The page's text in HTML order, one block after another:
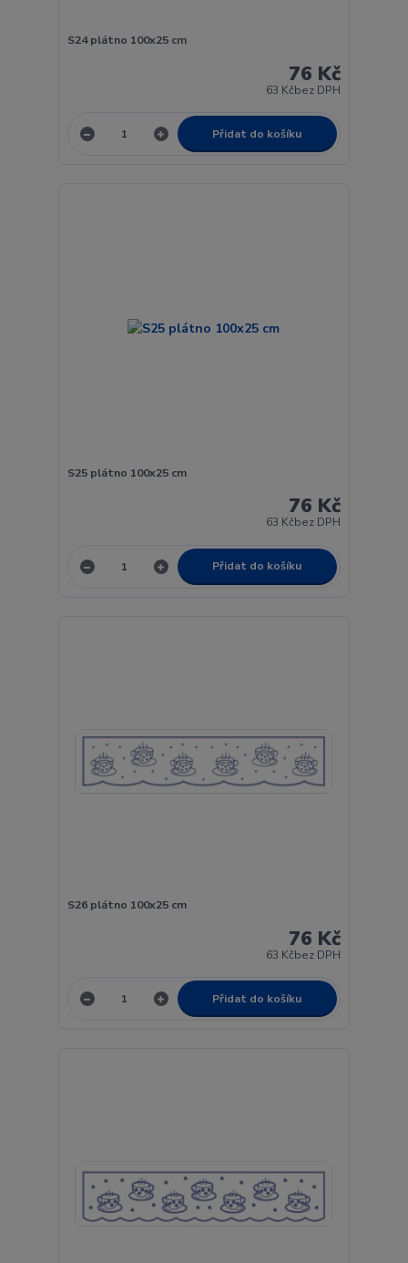
S24 plátno 100x25 cm
76 Kč
63 Kčbez DPH
Přidat do košíku
S25 plátno 100x25 cm
76 Kč
63 Kčbez DPH
Přidat do košíku
S26 plátno 100x25 cm
76 Kč
63 Kčbez DPH
Přidat do košíku